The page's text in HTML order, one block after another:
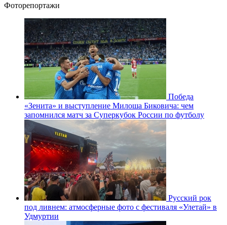
Фоторепортажи
Победа
«Зенита» и выступление Милоша Биковича: чем
запомнился матч за Суперкубок России по футболу
Русский рок
под ливнем: атмосферные фото с фестиваля «Улетай» в
Удмуртии